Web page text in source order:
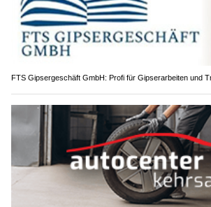
FTS Gipsergeschäft GmbH: Profi für Gipserarbeiten und